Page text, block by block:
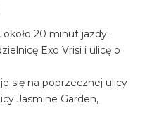
20 minut jazdy.
Exo Vrisi i ulicę o
się na poprzecznej ulicy
Jasmine Garden,